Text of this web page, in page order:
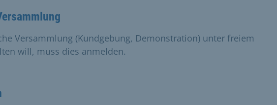
Versammlung (Kundgebung, Demonstration) unter freiem
will, muss dies anmelden.